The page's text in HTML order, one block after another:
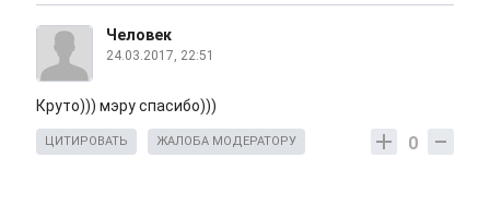
Человек
24.03.2017, 22:51
Круто))) мэру спасибо)))
0
ЦИТИРОВАТЬ ЖАЛОБА МОДЕРАТОРУ